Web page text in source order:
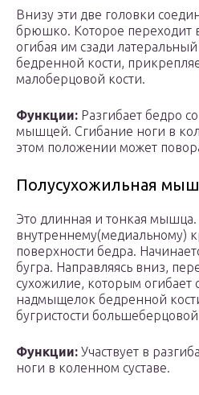
Внизу эти две головки
брюшко. Которое переходит
огибая им сзади
бедренной кости,
малоберцовой кости.
Функции: Разгибает бедро
мышцей. Сгибание ноги в
этом положении может
Полусухожильная
Это длинная и тонкая мышца.
внутреннему(медиальному)
поверхности бедра.
бугра. Направляясь вниз,
сухожилие, которым огибает
надмыщелок бедренной
бугристости большеберцовой
Функции: Участвует в
ноги в коленном суставе.